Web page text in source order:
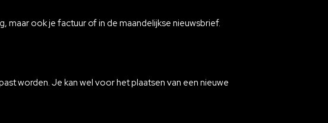
maar ook je factuur of in de maandelijkse nieuwsbrief.
worden. Je kan wel voor het plaatsen van een nieuwe